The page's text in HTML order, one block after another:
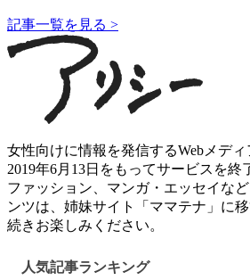
記事一覧を見る >
女性向けに情報を発信するWebメディ
2019年6月13日をもってサービスを
ファッション、マンガ・エッセイな
ンツは、姉妹サイト「ママテナ」に
続きお楽しみください。
人気記事ランキング